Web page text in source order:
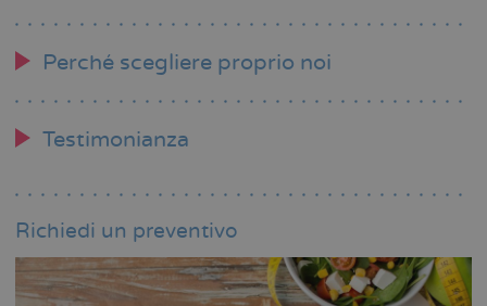
Perché scegliere proprio noi
Testimonianza
Richiedi un preventivo